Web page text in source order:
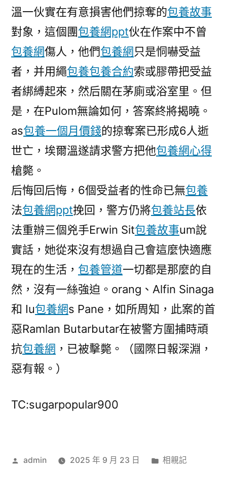
溫一伙實在有意損害他們掠奪的包養故事
對象，這個團包養網ppt伙在作案中不曾
包養網傷人，他們包養網只是恫嚇受益
者，并用繩包養包養合約索或膠帶把受益
者綁縛起來，然后關在茅廁或浴室里。但
是，在Pulom無論如何，答案終將揭曉。
as包養一個月價錢的掠奪案已形成6人逝
世亡，埃爾溫遂請求警方把他包養網心得
槍斃。
后悔回后悔，6個受益者的性命已無包養
法包養網ppt挽回，警方仍將包養站長依
法重辦三個兇手Erwin Sit包養故事um說
實話，她從來沒有想過自己會這麼快適應
現在的生活， 包養管道一切都是那麼的自
然，沒有一絲強迫。orang、Alfin Sinaga
和 Iu包養網s Pane，如所周知，此案的首
惡Ramlan Butarbutar在被警方圍捕時頑
抗包養網 ，已被擊斃。（國際日報深淵，
惡有報。）
TC:sugarpopular900
作
admin 2025 年 9 月 23 日
分
相親記